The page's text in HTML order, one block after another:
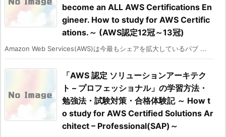
become an ALL AWS Certifications En
gineer. How to study for AWS Certific
ations.～ (AWS認定12冠～13冠)
Amazon Web Services(AWS)は今最もシェアを拡大しているパブ ...
「AWS 認定 ソリューションアーキテク
ト – プロフェッショナル」の学習方法・
勉強法・試験対策・合格体験記 ～ How t
o study for AWS Certified Solutions Ar
chitect – Professional(SAP)～